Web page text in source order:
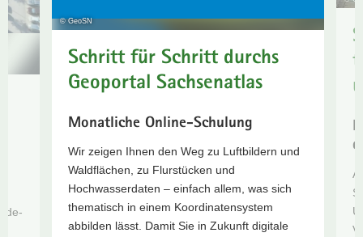
a
v
g
Zinnwald
Sommerbefliegung
Aktionstag
Schritt für Schritt durchs
Geoportal Sachsenatlas
Monatliche Online-Schulung
Wir zeigen Ihnen den Weg zu Luftbildern und
Waldflächen, zu Flurstücken und
Hochwasserdaten – einfach allem, was sich
thematisch in einem Koordinatensystem
abbilden lässt. Damit Sie in Zukunft digitale
© GeoSN